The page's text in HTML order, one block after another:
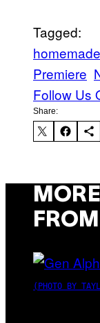
Tagged:
homemade
Premiere
Follow Us
Share:
MORE
(PHOTO BY